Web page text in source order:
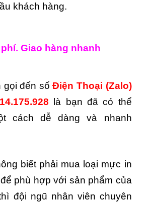
khách hàng.
Giao hàng nhanh
gọi đến sốĐiện Thoại (Zalo)
là bạn đã có thể
cách dễ dàng và nhanh
biết phải mua loại mực in
phù hợp với sản phẩm của
đội ngũ nhân viên chuyên